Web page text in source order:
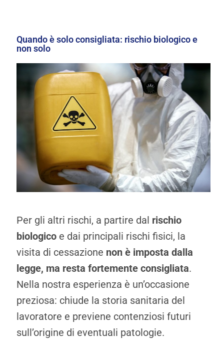
Quando è solo consigliata: rischio biologico e
non solo
Per gli altri rischi, a partire dal rischio
biologico e dai principali rischi fisici, la
visita di cessazione non è imposta dalla
legge, ma resta fortemente consigliata.
Nella nostra esperienza è un’occasione
preziosa: chiude la storia sanitaria del
lavoratore e previene contenziosi futuri
sull’origine di eventuali patologie.